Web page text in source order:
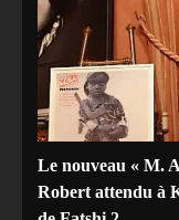
Le nouveau « M.
Robert attendu à